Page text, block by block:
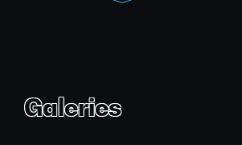
Galeries